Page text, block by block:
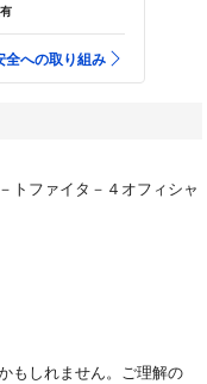
全への取り組み
トファイタ－４オフィシャ
もしれません。ご理解の